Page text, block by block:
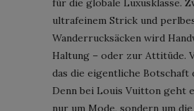
für die globale Luxusklasse.
ultrafeinem Strick und
Wanderrucksäcken wird
Haltung – oder zur Attitüde.
das die eigentliche Botschaft
Denn bei Louis Vuitton geht
nur um Mode, sondern um